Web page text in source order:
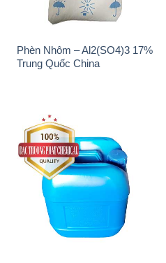
Phèn Nhôm – Al2(SO4)3 17%
Trung Quốc China